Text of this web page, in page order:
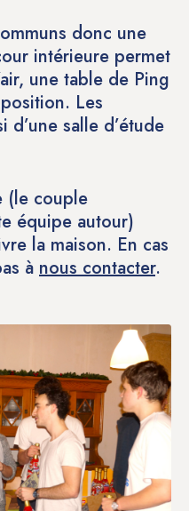
donc une
intérieure permet
une table de Ping
Les
d’une salle d’étude
(le couple
équipe autour)
la maison. En cas
à nous contacter.